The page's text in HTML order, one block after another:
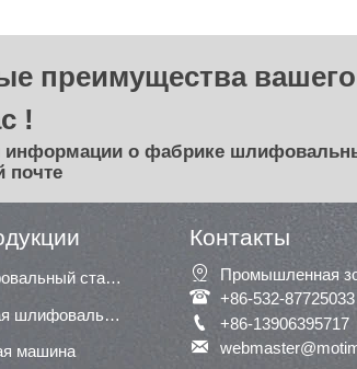
преимущества
!
о фабрике
почте
Сегментный шлифовальный станок
Широкая ленточная шлифовальная машина / шлифовальная машина
машина
Контакты
 Промышленная
 +86-532-87725033
 +86-13906395717
